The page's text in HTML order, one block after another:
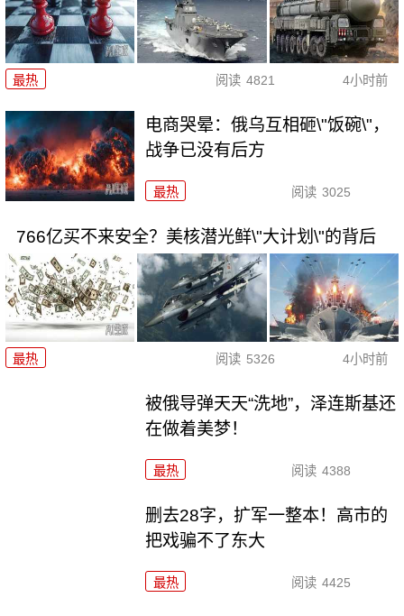
最热 阅读 4821 4小时前
电商哭晕：俄乌互相砸\"饭碗\"，
战争已没有后方
最热 阅读 3025
766亿买不来安全？美核潜光鲜\"大计划\"的背后
最热 阅读 5326 4小时前
被俄导弹天天“洗地”，泽连斯基还
在做着美梦！
最热 阅读 4388
删去28字，扩军一整本！高市的
把戏骗不了东大
最热 阅读 4425